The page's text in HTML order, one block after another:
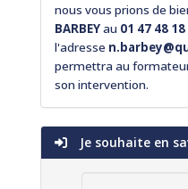
nous vous prions de
BARBEYau 01 47 48 18
l'adresse
permettra au
son intervention.
Je souhaite en